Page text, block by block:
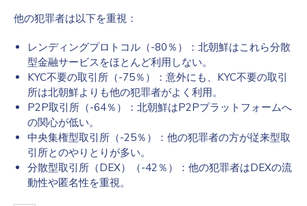
他の犯罪者は以下を重視：
レンディングプロトコル（-80％）：北朝鮮はこれら分散
型金融サービスをほとんど利用しない。
KYC不要の取引所（-75％）：意外にも、KYC不要の取引
所は北朝鮮よりも他の犯罪者がよく利用。
P2P取引所（-64％）：北朝鮮はP2Pプラットフォームへ
の関心が低い。
中央集権型取引所（-25％）：他の犯罪者の方が従来型取
引所とのやりとりが多い。
分散型取引所（DEX）（-42％）：他の犯罪者はDEXの流
動性や匿名性を重視。